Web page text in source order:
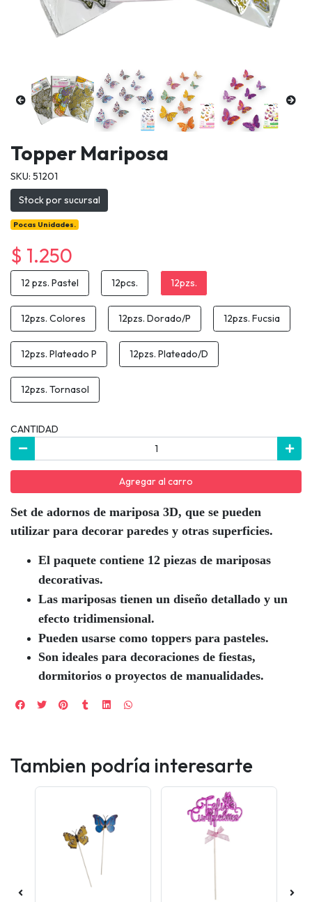
Topper Mariposa
SKU: 51201
Stock por sucursal
Pocas Unidades.
$ 1.250
12 pzs. Pastel 12pcs. 12pzs.
12pzs. Colores 12pzs. Dorado/P 12pzs. Fucsia
12pzs. Plateado P 12pzs. Plateado/D
12pzs. Tornasol
CANTIDAD
Agregar al carro
Set de adornos de mariposa 3D, que se pueden
utilizar para decorar paredes y otras superficies.
El paquete contiene 12 piezas de mariposas
decorativas.
Las mariposas tienen un diseño detallado y un
efecto tridimensional.
Pueden usarse como toppers para pasteles.
Son ideales para decoraciones de fiestas,
dormitorios o proyectos de manualidades.
Tambien podría interesarte